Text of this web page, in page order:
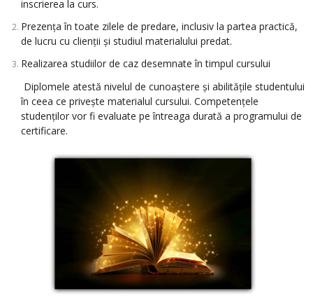
inscrierea la curs.
Prezența în toate zilele de predare, inclusiv la partea practică,
de lucru cu clienții și studiul materialului predat.
Realizarea studiilor de caz desemnate în timpul cursului
Diplomele atestă nivelul de cunoaștere și abilitățile studentului
în ceea ce privește materialul cursului. Competențele
studenților vor fi evaluate pe întreaga durată a programului de
certificare.